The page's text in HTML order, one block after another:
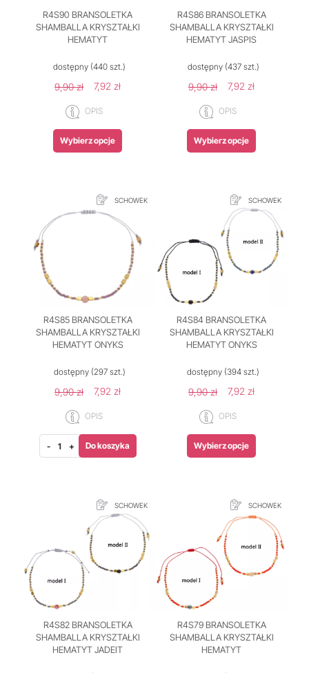
R4S90 BRANSOLETKA
SHAMBALLA KRYSZTAŁKI
HEMATYT
dostępny (440 szt.)
9,90 zł 7,92 zł
OPIS
Wybierz opcje
R4S86 BRANSOLETKA
SHAMBALLA KRYSZTAŁKI
HEMATYT JASPIS
dostępny(437 szt.)
9,90 zł 7,92 zł
OPIS
Wybierz opcje
SCHOWEK
R4S85 BRANSOLETKA
SHAMBALLA KRYSZTAŁKI
HEMATYT ONYKS
dostępny(297 szt.)
9,90 zł 7,92 zł
OPIS
- + Do koszyka
SCHOWEK
R4S84 BRANSOLETKA
SHAMBALLA KRYSZTAŁKI
HEMATYT ONYKS
dostępny (394 szt.)
9,90 zł 7,92 zł
OPIS
Wybierz opcje
SCHOWEK
R4S82 BRANSOLETKA
SHAMBALLA KRYSZTAŁKI
HEMATYT JADEIT
SCHOWEK
R4S79 BRANSOLETKA
SHAMBALLA KRYSZTAŁKI
HEMATYT